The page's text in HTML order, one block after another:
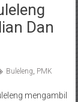
Dan
Buleleng, PMK
mengambil